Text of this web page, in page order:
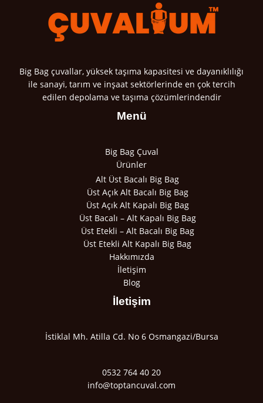
Big Bag çuvallar, yüksek taşıma kapasitesi ve dayanıklılığı
ile sanayi, tarım ve inşaat sektörlerinde en çok tercih
edilen depolama ve taşıma çözümlerindendir
Menü
Big Bag Çuval
Ürünler
Alt Üst Bacalı Big Bag
Üst Açık Alt Bacalı Big Bag
Üst Açık Alt Kapalı Big Bag
Üst Bacalı – Alt Kapalı Big Bag
Üst Etekli – Alt Bacalı Big Bag
Üst Etekli Alt Kapalı Big Bag
Hakkımızda
İletişim
Blog
İletişim
İstiklal Mh. Atilla Cd. No 6 Osmangazi/Bursa
0532 764 40 20
info@toptancuval.com